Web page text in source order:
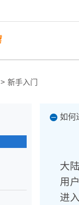
> 新手入门
如何
大
用
进